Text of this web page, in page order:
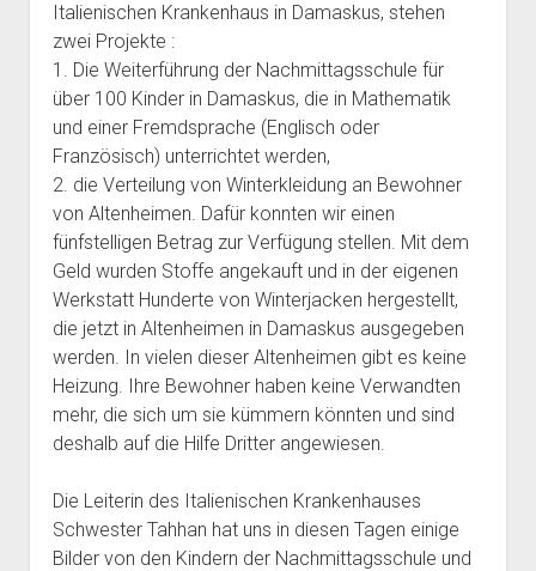
Italienischen Krankenhaus in Damaskus, stehen
zwei Projekte :
1. Die Weiterführung der Nachmittagsschule für
über 100 Kinder in Damaskus, die in Mathematik
und einer Fremdsprache (Englisch oder
Französisch) unterrichtet werden,
2. die Verteilung von Winterkleidung an Bewohner
von Altenheimen. Dafür konnten wir einen
fünfstelligen Betrag zur Verfügung stellen. Mit dem
Geld wurden Stoffe angekauft und in der eigenen
Werkstatt Hunderte von Winterjacken hergestellt,
die jetzt in Altenheimen in Damaskus ausgegeben
werden. In vielen dieser Altenheimen gibt es keine
Heizung. Ihre Bewohner haben keine Verwandten
mehr, die sich um sie kümmern könnten und sind
deshalb auf die Hilfe Dritter angewiesen.
Die Leiterin des Italienischen Krankenhauses
Schwester Tahhan hat uns in diesen Tagen einige
Bilder von den Kindern der Nachmittagsschule und